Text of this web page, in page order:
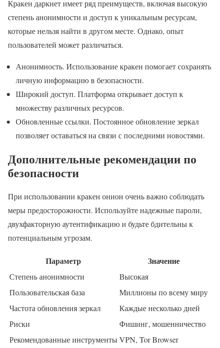
Кракен даркнет имеет ряд преимуществ, включая высокую
степень анонимности и доступ к уникальным ресурсам,
которые нельзя найти в другом месте. Однако, опыт
пользователей может различаться.
Анонимность. Использование кракен помогает сохранять
личную информацию в безопасности.
Широкий доступ. Платформа открывает доступ к
множеству различных ресурсов.
Обновленные ссылки. Постоянное обновление зеркал
позволяет оставаться на связи с последними новостями.
Дополнительные рекомендации по
безопасности
При использовании кракен онион очень важно соблюдать
меры предосторожности. Используйте надежные пароли,
двухфакторную аутентификацию и будьте бдительны к
потенциальным угрозам.
Параметр Значение
Степень анонимности
Высокая
Пользовательская база
Миллионы по всему миру
Частота обновления зеркал
Каждые несколько дней
Риски
Фишинг, мошенничество
Рекомендованные инструментыVPN, Tor Browser